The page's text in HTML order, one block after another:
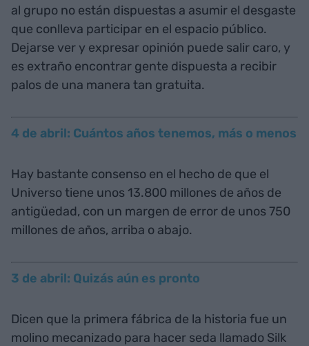
al grupo no están dispuestas a asumir el desgaste
que conlleva participar en el espacio público.
Dejarse ver y expresar opinión puede salir caro, y
es extraño encontrar gente dispuesta a recibir
palos de una manera tan gratuita.
4 de abril: Cuántos años tenemos, más o menos
Hay bastante consenso en el hecho de que el
Universo tiene unos 13.800 millones de años de
antigüedad, con un margen de error de unos 750
millones de años, arriba o abajo.
3 de abril: Quizás aún es pronto
Dicen que la primera fábrica de la historia fue un
molino mecanizado para hacer seda llamado Silk